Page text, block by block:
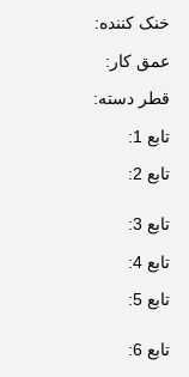
خنک کننده:
عمق کار:
قطر دسته:
تابع 1:
تابع 2:
تابع 3:
تابع 4:
تابع 5:
تابع 6: